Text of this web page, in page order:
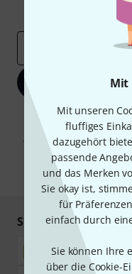
Mit
Mit unseren
fluffiges
dazugehört
passende
und das Merken
Sie okay ist,
für
einfach durch
Sie können Ihre
über die Cookie-
Mit Klick auf „Jetzt
Werbung und einer
Abmeldung ist jederzeit
Sicher einkaufen &